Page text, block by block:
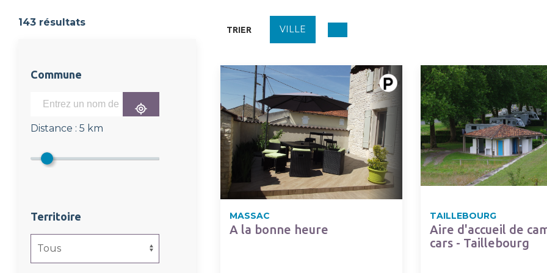
143 résultats
Commune
Distance : 5 km
Territoire
TRIER VILLE
MASSAC
A la bonne heure
TAILLEBOURG
Aire d'accueil de
cars - Taillebourg